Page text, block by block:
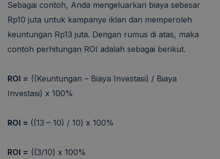
Sebagai contoh, Anda mengeluarkan biaya sebesar
Rp10 juta untuk kampanye iklan dan memperoleh
keuntungan Rp13 juta. Dengan rumus di atas, maka
contoh perhitungan ROI adalah sebagai berikut.
ROI = ((Keuntungan – Biaya Investasi) / Biaya
Investasi) x 100%
ROI = ((13 – 10) / 10) x 100%
ROI = ((3/10) x 100%